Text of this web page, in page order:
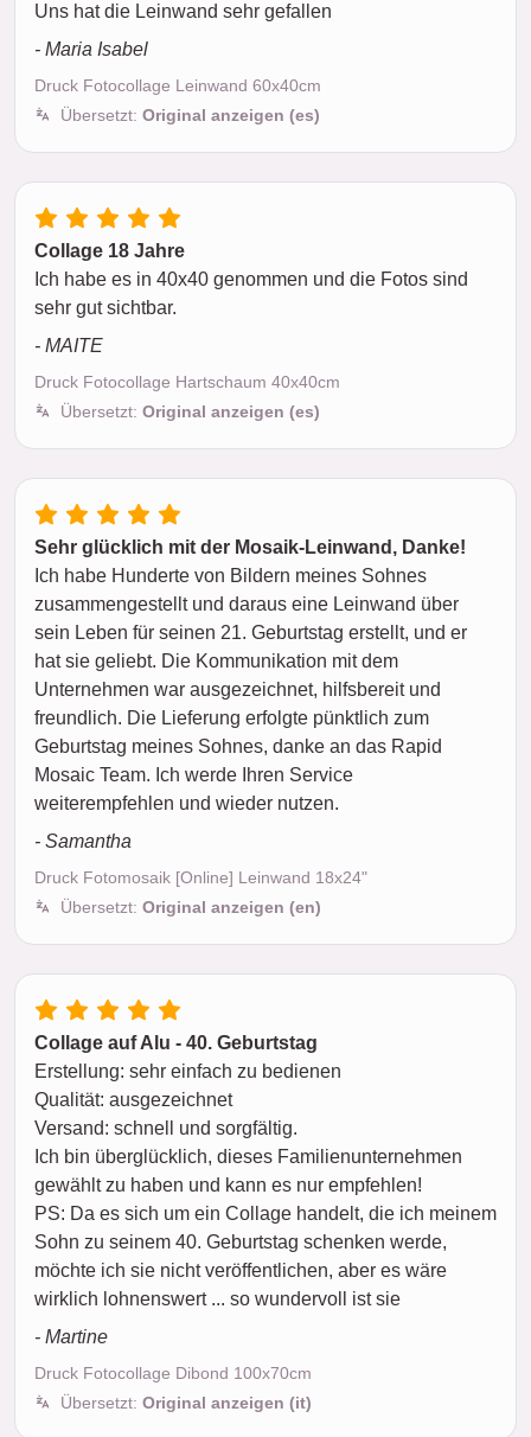
Uns hat die Leinwand sehr gefallen
- Maria Isabel
Druck Fotocollage Leinwand 60x40cm
Übersetzt: Original anzeigen (es)
Collage 18 Jahre
Ich habe es in 40x40 genommen und die Fotos sind
sehr gut sichtbar.
- MAITE
Druck Fotocollage Hartschaum 40x40cm
Übersetzt: Original anzeigen (es)
Sehr glücklich mit der Mosaik-Leinwand, Danke!
Ich habe Hunderte von Bildern meines Sohnes
zusammengestellt und daraus eine Leinwand über
sein Leben für seinen 21. Geburtstag erstellt, und er
hat sie geliebt. Die Kommunikation mit dem
Unternehmen war ausgezeichnet, hilfsbereit und
freundlich. Die Lieferung erfolgte pünktlich zum
Geburtstag meines Sohnes, danke an das Rapid
Mosaic Team. Ich werde Ihren Service
weiterempfehlen und wieder nutzen.
- Samantha
Druck Fotomosaik [Online] Leinwand 18x24"
Übersetzt: Original anzeigen (en)
Collage auf Alu - 40. Geburtstag
Erstellung: sehr einfach zu bedienen
Qualität: ausgezeichnet
Versand: schnell und sorgfältig.
Ich bin überglücklich, dieses Familienunternehmen
gewählt zu haben und kann es nur empfehlen!
PS: Da es sich um ein Collage handelt, die ich meinem
Sohn zu seinem 40. Geburtstag schenken werde,
möchte ich sie nicht veröffentlichen, aber es wäre
wirklich lohnenswert ... so wundervoll ist sie
- Martine
Druck Fotocollage Dibond 100x70cm
Übersetzt: Original anzeigen (it)